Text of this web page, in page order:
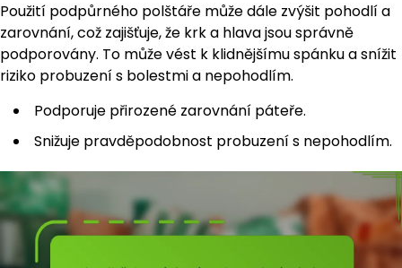
Použití podpůrného polštáře může dále zvýšit pohodlí a
zarovnání, což zajišťuje, že krk a hlava jsou správně
podporovány. To může vést k klidnějšímu spánku a snížit
riziko probuzení s bolestmi a nepohodlím.
Podporuje přirozené zarovnání páteře.
Snižuje pravděpodobnost probuzení s nepohodlím.